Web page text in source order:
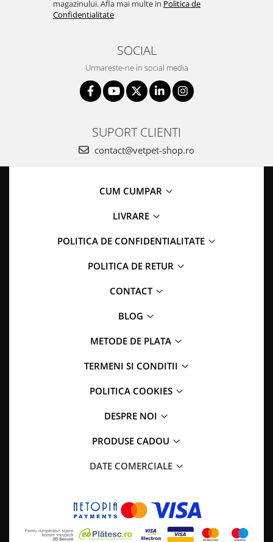
magazinului. Afla mai multe in Politica de
Confidentialitate
SOCIAL
Urmareste-ne in social media
SUPORT CLIENTI
contact@vetpet-shop.ro
CUM CUMPAR
LIVRARE
POLITICA DE CONFIDENTIALITATE
POLITICA DE RETUR
CONTACT
BLOG
METODE DE PLATA
TERMENI SI CONDITII
POLITICA COOKIES
DESPRE NOI
PRODUSE CADOU
DATE COMERCIALE